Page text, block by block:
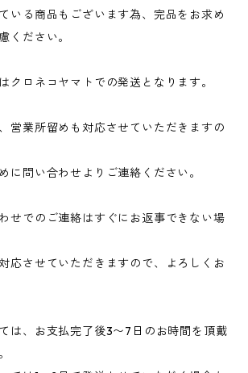
いる商品もございます為、完品をお求め
ください。
クロネコヤマトでの発送となります。
営業所留めも対応させていただきますの
に問い合わせよりご連絡ください。
せでのご連絡はすぐにお返事できない場
応させていただきますので、よろしくお
は、お支払完了後3〜7日のお時間を頂戴